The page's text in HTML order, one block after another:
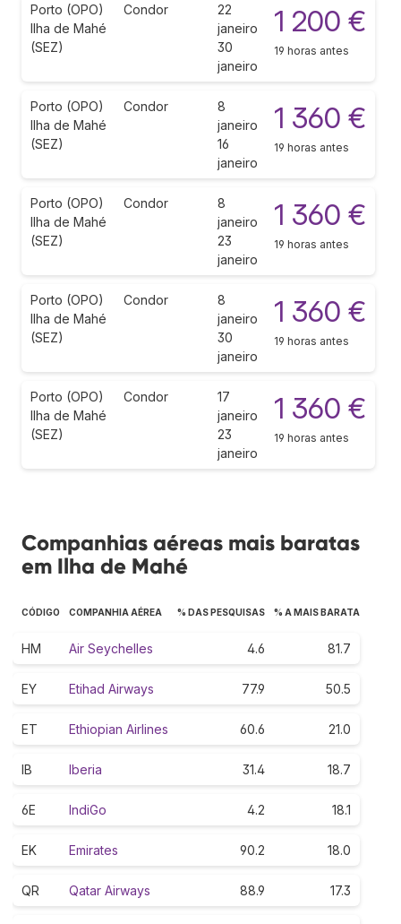
Porto (OPO)
Ilha de Mahé
(SEZ)
Condor
22
janeiro
30
janeiro
1 200 €
19 horas antes
Porto (OPO)
Ilha de Mahé
(SEZ)
Condor
8
janeiro
16
janeiro
1 360 €
19 horas antes
Porto (OPO)
Ilha de Mahé
(SEZ)
Condor
8
janeiro
23
janeiro
1 360 €
19 horas antes
Porto (OPO)
Ilha de Mahé
(SEZ)
Condor
8
janeiro
30
janeiro
1 360 €
19 horas antes
Porto (OPO)
Ilha de Mahé
(SEZ)
Condor
17
janeiro
23
janeiro
1 360 €
19 horas antes
Companhias aéreas mais baratas
em Ilha de Mahé
CÓDIGO COMPANHIA AÉREA % DAS PESQUISAS % A MAIS BARATA
HM Air Seychelles 4.6 81.7
EY Etihad Airways 77.9 50.5
ET Ethiopian Airlines 60.6 21.0
IB Iberia 31.4 18.7
6E IndiGo 4.2 18.1
EK Emirates 90.2 18.0
QR Qatar Airways 88.9 17.3